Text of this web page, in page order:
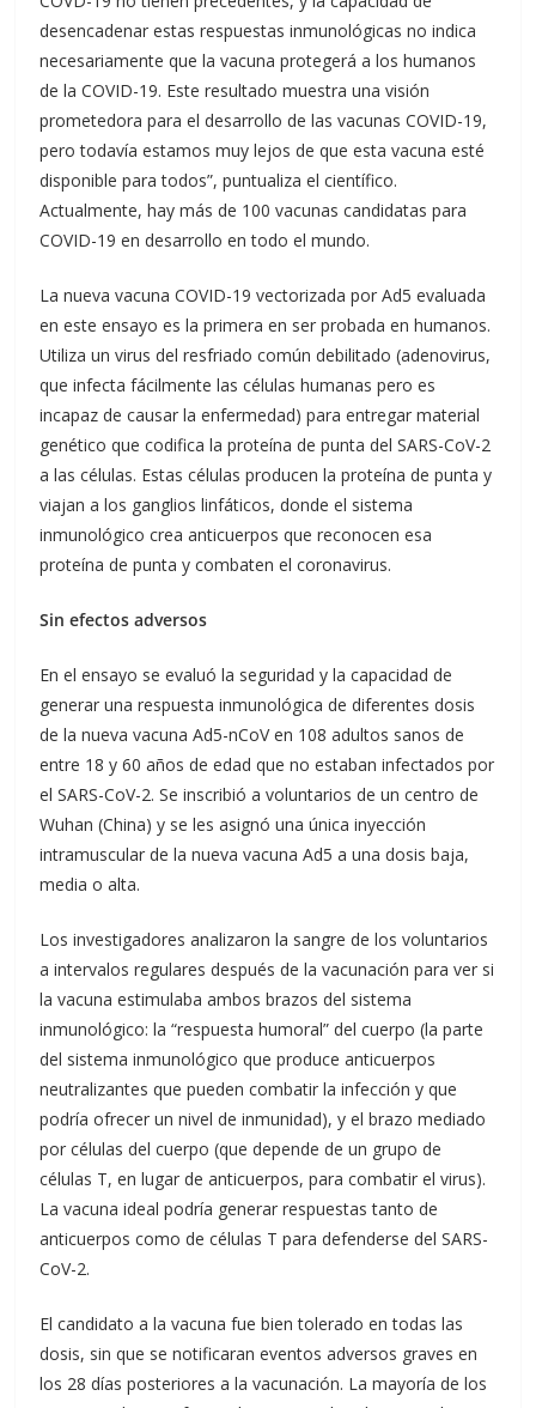
desencadenar estas respuestas inmunológicas no indica
necesariamente que la vacuna protegerá a los humanos
de la COVID-19. Este resultado muestra una visión
prometedora para el desarrollo de las vacunas COVID-19,
pero todavía estamos muy lejos de que esta vacuna esté
disponible para todos”, puntualiza el científico.
Actualmente, hay más de 100 vacunas candidatas para
COVID-19 en desarrollo en todo el mundo.
La nueva vacuna COVID-19 vectorizada por Ad5 evaluada
en este ensayo es la primera en ser probada en humanos.
Utiliza un virus del resfriado común debilitado (adenovirus,
que infecta fácilmente las células humanas pero es
incapaz de causar la enfermedad) para entregar material
genético que codifica la proteína de punta del SARS-CoV-2
a las células. Estas células producen la proteína de punta y
viajan a los ganglios linfáticos, donde el sistema
inmunológico crea anticuerpos que reconocen esa
proteína de punta y combaten el coronavirus.
Sin efectos adversos
En el ensayo se evaluó la seguridad y la capacidad de
generar una respuesta inmunológica de diferentes dosis
de la nueva vacuna Ad5-nCoV en 108 adultos sanos de
entre 18 y 60 años de edad que no estaban infectados por
el SARS-CoV-2. Se inscribió a voluntarios de un centro de
Wuhan (China) y se les asignó una única inyección
intramuscular de la nueva vacuna Ad5 a una dosis baja,
media o alta.
Los investigadores analizaron la sangre de los voluntarios
a intervalos regulares después de la vacunación para ver si
la vacuna estimulaba ambos brazos del sistema
inmunológico: la “respuesta humoral” del cuerpo (la parte
del sistema inmunológico que produce anticuerpos
neutralizantes que pueden combatir la infección y que
podría ofrecer un nivel de inmunidad), y el brazo mediado
por células del cuerpo (que depende de un grupo de
células T, en lugar de anticuerpos, para combatir el virus).
La vacuna ideal podría generar respuestas tanto de
anticuerpos como de células T para defenderse del SARS-
CoV-2.
El candidato a la vacuna fue bien tolerado en todas las
dosis, sin que se notificaran eventos adversos graves en
los 28 días posteriores a la vacunación. La mayoría de los